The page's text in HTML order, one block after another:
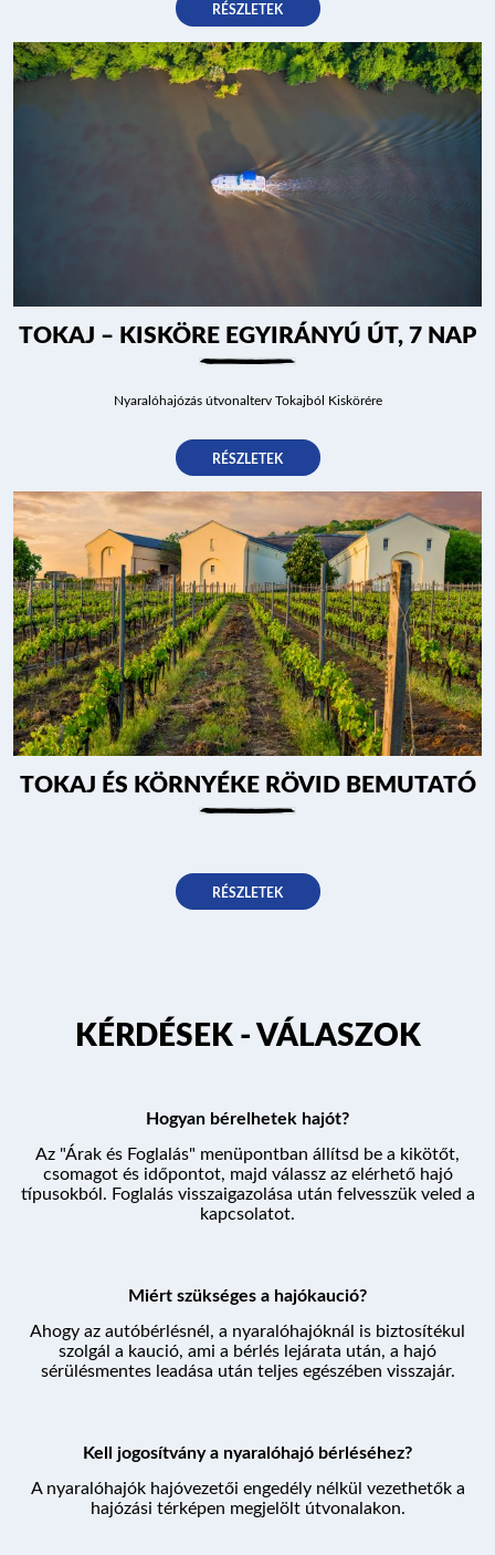
ÁRAK ÉS FOGLALÁS
RÉSZLETEK
TOKAJ – KISKÖRE EGYIRÁNYÚ ÚT, 7 NAP
Nyaralóhajózás útvonalterv Tokajból Kiskörére
RÉSZLETEK
TOKAJ ÉS KÖRNYÉKE RÖVID BEMUTATÓ
RÉSZLETEK
KÉRDÉSEK - VÁLASZOK
Hogyan bérelhetek hajót?
Az "Árak és Foglalás" menüpontban állítsd be a kikötőt,
csomagot és időpontot, majd válassz az elérhető hajó
típusokból. Foglalás visszaigazolása után felvesszük veled a
kapcsolatot.
Miért szükséges a hajókaució?
Ahogy az autóbérlésnél, a nyaralóhajóknál is biztosítékul
szolgál a kaució, ami a bérlés lejárata után, a hajó
sérülésmentes leadása után teljes egészében visszajár.
Kell jogosítvány a nyaralóhajó bérléséhez?
A nyaralóhajók hajóvezetői engedély nélkül vezethetők a
hajózási térképen megjelölt útvonalakon.